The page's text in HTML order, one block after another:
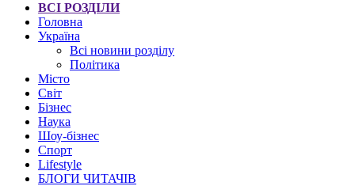
ВСІ РОЗДІЛИ
Головна
Україна
Всі новини розділу
Політика
Місто
Світ
Бізнес
Наука
Шоу-бізнес
Спорт
Lifestyle
БЛОГИ ЧИТАЧІВ